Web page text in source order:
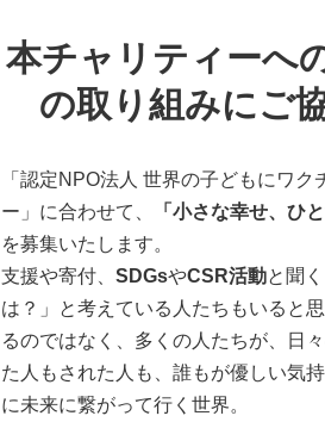
本チャリティーへ
の取り組みにご
「認定NPO法人 世界の子どもにワ
ー」に合わせて、
「小さな幸せ、ひ
を募集いたします。
支援や寄付、 SDGsやCSR活動と聞
は？」と考えている人たちもいると
るのではなく、多くの人たちが、日
た人もされた人も、誰もが優しい気
に未来に繋がって行く世界。